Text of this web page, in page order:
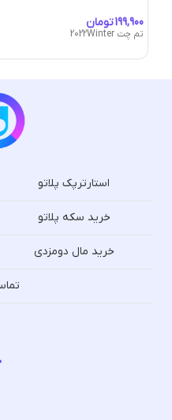
تومان
تم چت 2022Winter
استارترپک پلاتو
خرید سکه پلاتو
خرید مال دومزدی